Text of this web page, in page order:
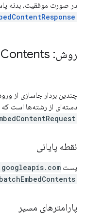
در صورت موفقیت، بدنه
روش: models Contents
چندین بردار جاسازی از
دسته‌ای از رشته‌ها است
نقطه پایانی
پست
پارامترهای مسیر